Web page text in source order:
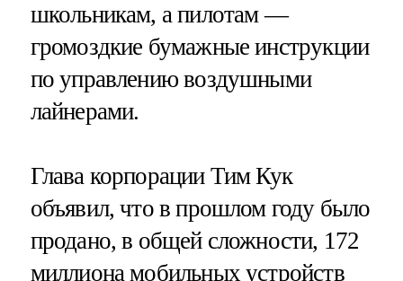
школьникам, а пилотам —
громоздкие бумажные инструкции
по управлению воздушными
лайнерами.
Глава корпорации Тим Кук
объявил, что в прошлом году было
продано, в общей сложности, 172
миллиона мобильных устройств